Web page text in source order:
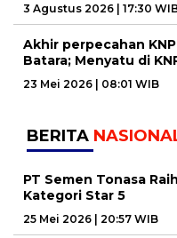
3 Agustus 2026 | 17:30
Akhir perpecahan
Batara; Menyatu di
23 Mei 2026 | 08:01 WIB
BERITA
PT Semen Tonasa
Kategori Star 5
25 Mei 2026 | 20:57 WIB